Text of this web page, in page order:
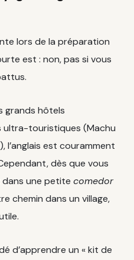
lors de la préparation
est : non, pas si vous
grands hôtels
ultra-touristiques (Machu
l’anglais est couramment
dès que vous
une petite comedor
chemin dans un village,
d’apprendre un « kit de